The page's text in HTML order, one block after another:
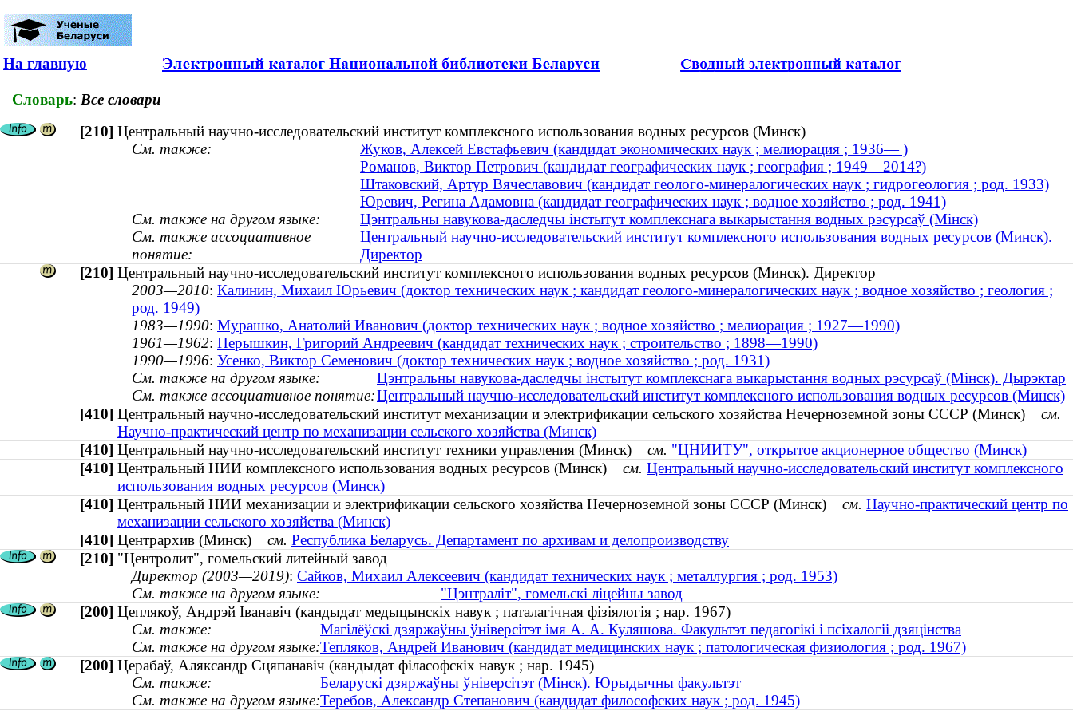
На главную
Словарь: Все словари
[210] Центральный научно-исследовательский институт комплексного использования водных ресурсов (Минск)
См. также:
Жуков, Алексей Евстафьевич (кандидат экономических наук ; мелиорация ; 1936— )
Романов, Виктор Петрович (кандидат географических наук ; география ; 1949—2014?)
Штаковский, Артур Вячеславович (кандидат геолого-минералогических наук ; гидрогеология ; род. 1933)
Юревич, Регина Адамовна (кандидат географических наук ; водное хозяйство ; род. 1941)
См. также на другом языке:
Цэнтральны навукова-даследчы інстытут комплекснага выкарыстання водных рэсурсаў (Мінск)
См. также ассоциативное
понятие:
Центральный научно-исследовательский институт комплексного использования водных ресурсов (Минск).
Директор
[210] Центральный научно-исследовательский институт комплексного использования водных ресурсов (Минск). Директор
2003—2010: Калинин, Михаил Юрьевич (доктор технических наук ; кандидат геолого-минералогических наук ; водное хозяйство ; геология ;
род. 1949)
1983—1990: Мурашко, Анатолий Иванович (доктор технических наук ; водное хозяйство ; мелиорация ; 1927—1990)
1961—1962: Перышкин, Григорий Андреевич (кандидат технических наук ; строительство ; 1898—1990)
1990—1996: Усенко, Виктор Семенович (доктор технических наук ; водное хозяйство ; род. 1931)
См. также на другом языке:
Цэнтральны навукова-даследчы інстытут комплекснага выкарыстання водных рэсурсаў (Мінск). Дырэктар
См. также ассоциативное понятие:Центральный научно-исследовательский институт комплексного использования водных ресурсов (Минск)
[410] Центральный научно-исследовательский институт механизации и электрификации сельского хозяйства Нечерноземной зоны СССР (Минск) см.
Научно-практический центр по механизации сельского хозяйства (Минск)
[410] Центральный научно-исследовательский институт техники управления (Минск) см. "ЦНИИТУ", открытое акционерное общество (Минск)
[410] Центральный НИИ комплексного использования водных ресурсов (Минск) см. Центральный научно-исследовательский институт комплексного
использования водных ресурсов (Минск)
[410] Центральный НИИ механизации и электрификации сельского хозяйства Нечерноземной зоны СССР (Минск) см. Научно-практический центр по
механизации сельского хозяйства (Минск)
[410] Центрархив (Минск) см. Республика Беларусь. Департамент по архивам и делопроизводству
[210] "Центролит", гомельский литейный завод
Директор (2003—2019): Сайков, Михаил Алексеевич (кандидат технических наук ; металлургия ; род. 1953)
См. также на другом языке:
"Цэнтраліт", гомельскі ліцейны завод
[200] Цеплякоў, Андрэй Іванавіч (кандыдат медыцынскіх навук ; паталагічная фізіялогія ; нар. 1967)
См. также:
Магілёўскі дзяржаўны ўніверсітэт імя А. А. Куляшова. Факультэт педагогікі і псіхалогіі дзяцінства
См. также на другом языке:Тепляков, Андрей Иванович (кандидат медицинских наук ; патологическая физиология ; род. 1967)
[200] Церабаў, Аляксандр Сцяпанавіч (кандыдат філасофскіх навук ; нар. 1945)
См. также:
Беларускі дзяржаўны ўніверсітэт (Мінск). Юрыдычны факультэт
См. также на другом языке:Теребов, Александр Степанович (кандидат философских наук ; род. 1945)